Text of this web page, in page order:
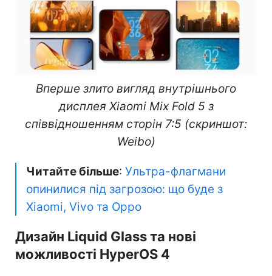
Вперше злито вигляд внутрішнього
дисплея Xiaomi Mix Fold 5 з
співвідношенням сторін 7:5 (скриншот:
Weibo)
Читайте більше: Ультра-флагмани
опинилися під загрозою: що буде з
Xiaomi, Vivo та Oppo
Дизайн Liquid Glass та нові
можливості HyperOS 4